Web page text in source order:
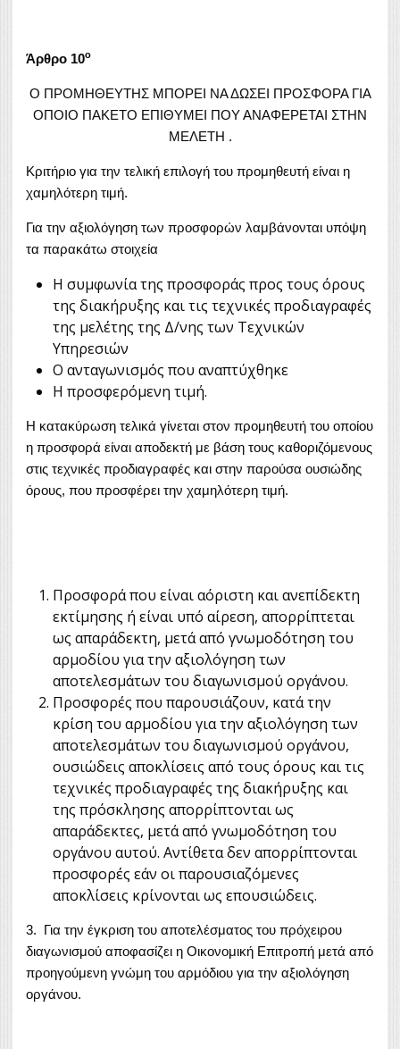
Άρθρο 10ο
Ο ΠΡΟΜΗΘΕΥΤΗΣ ΜΠΟΡΕΙ ΝΑ ΔΩΣΕΙ ΠΡΟΣΦΟΡΑ ΓΙΑ
ΟΠΟΙΟ ΠΑΚΕΤΟ ΕΠΙΘΥΜΕΙ ΠΟΥ ΑΝΑΦΕΡΕΤΑΙ ΣΤΗΝ
ΜΕΛΕΤΗ .
Κριτήριο για την τελική επιλογή του προμηθευτή είναι η
χαμηλότερη τιμή.
Για την αξιολόγηση των προσφορών λαμβάνονται υπόψη
τα παρακάτω στοιχεία
Η συμφωνία της προσφοράς προς τους όρους
της διακήρυξης και τις τεχνικές προδιαγραφές
της μελέτης της Δ/νης των Τεχνικών
Υπηρεσιών
Ο ανταγωνισμός που αναπτύχθηκε
Η προσφερόμενη τιμή.
Η κατακύρωση τελικά γίνεται στον προμηθευτή του οποίου
η προσφορά είναι αποδεκτή με βάση τους καθοριζόμενους
στις τεχνικές προδιαγραφές και στην παρούσα ουσιώδης
όρους, που προσφέρει την χαμηλότερη τιμή.
Προσφορά που είναι αόριστη και ανεπίδεκτη
εκτίμησης ή είναι υπό αίρεση, απορρίπτεται
ως απαράδεκτη, μετά από γνωμοδότηση του
αρμοδίου για την αξιολόγηση των
αποτελεσμάτων του διαγωνισμού οργάνου.
Προσφορές που παρουσιάζουν, κατά την
κρίση του αρμοδίου για την αξιολόγηση των
αποτελεσμάτων του διαγωνισμού οργάνου,
ουσιώδεις αποκλίσεις από τους όρους και τις
τεχνικές προδιαγραφές της διακήρυξης και
της πρόσκλησης απορρίπτονται ως
απαράδεκτες, μετά από γνωμοδότηση του
οργάνου αυτού. Αντίθετα δεν απορρίπτονται
προσφορές εάν οι παρουσιαζόμενες
αποκλίσεις κρίνονται ως επουσιώδεις.
3. Για την έγκριση του αποτελέσματος του πρόχειρου
διαγωνισμού αποφασίζει η Οικονομική Επιτροπή μετά από
προηγούμενη γνώμη του αρμόδιου για την αξιολόγηση
οργάνου.